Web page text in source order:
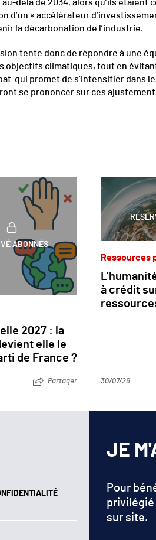
delà de 2034, alors qu’ils
d’un « accélérateur
la décarbonation de l’industrie.
tente donc de répondre à une
climatiques, tout en
qui promet de s’intensifier dans
se prononcer sur ces
ABONNÉS
2027 : la
elle le
de France ?
Partager
Ressources
à crédit
30/07/26
JE
Pour
privilégié
sur site.